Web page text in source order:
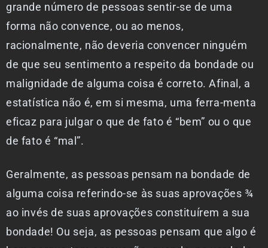
grande número de pessoas sentir-se de uma
forma não convence, ou ao menos,
racionalmente, não deveria convencer ninguém
de que seu sentimento a respeito da bondade ou
malignidade de alguma coisa é correto. Afinal, a
estatística não é, em si mesma, uma ferra-menta
eficaz para julgar o que de fato é “bem” ou o que
de fato é “mal”.
Geralmente, as pessoas pensam na bondade de
alguma coisa referindo-se às suas aprovações ¾
ao invés de suas aprovações constituírem a sua
bondade! Ou seja, as pessoas pensam que algo é